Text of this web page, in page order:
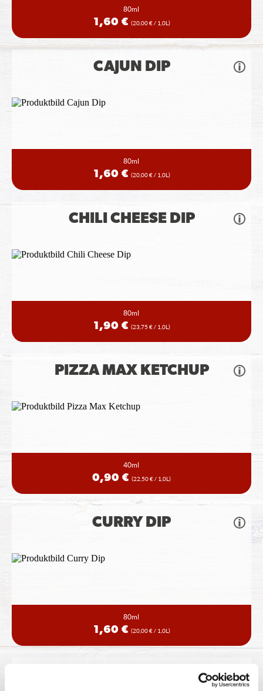
80ml
1,60 € (20,00 € / 1,0L)
CAJUN DIP
80ml
1,60 € (20,00 € / 1,0L)
CHILI CHEESE DIP
80ml
1,90 € (23,75 € / 1,0L)
PIZZA MAX KETCHUP
40ml
0,90 € (22,50 € / 1,0L)
CURRY DIP
80ml
1,60 € (20,00 € / 1,0L)
KRÄUTERREMOULADE